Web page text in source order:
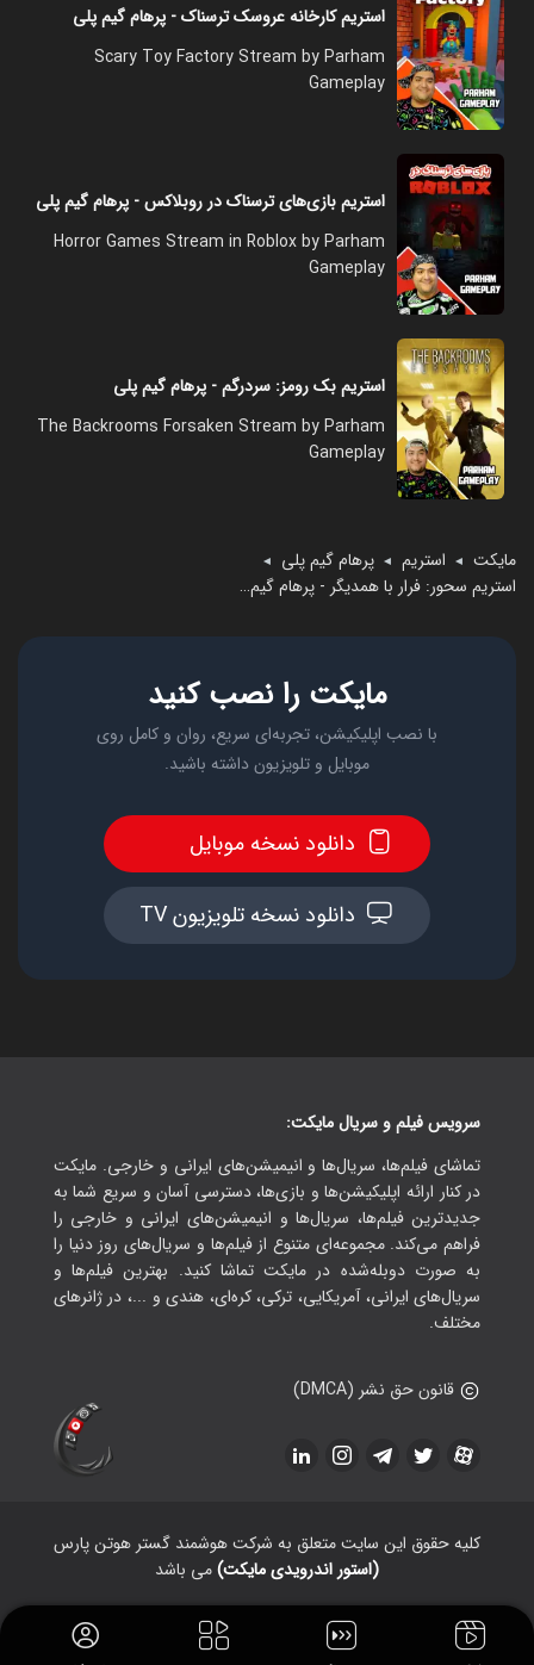
استریم کارخانه عروسک ترسناک - پرهام گیم پلی
Scary Toy Factory Stream by Parham
Gameplay
استریم بازی‌های ترسناک در روبلاکس - پرهام گیم پلی
Horror Games Stream in Roblox by Parham
Gameplay
استریم بک رومز: سردرگم - پرهام گیم پلی
The Backrooms Forsaken Stream by Parham
Gameplay
مایکت ◄ استریم ◄ پرهام گیم پلی ◄
استریم سحور: فرار با همدیگر - پرهام گیم پلی
مایکت را نصب کنید
با نصب اپلیکیشن، تجربه‌ای سریع، روان و کامل روی
موبایل و تلویزیون داشته باشید.
دانلود نسخه موبایل
دانلود نسخه تلویزیون TV
سرویس فیلم و سریال مایکت:
تماشای فیلم‌ها، سریال‌ها و انیمیشن‌های ایرانی و خارجی. مایکت
در کنار ارائه اپلیکیشن‌ها و بازی‌ها، دسترسی آسان و سریع شما به
جدیدترین فیلم‌ها، سریال‌ها و انیمیشن‌های ایرانی و خارجی را
فراهم می‌کند. مجموعه‌ای متنوع از فیلم‌ها و سریال‌های روز دنیا را
به صورت دوبله‌شده در مایکت تماشا کنید. بهترین فیلم‌ها و
سریال‌های ایرانی، آمریکایی، ترکی، کره‌ای، هندی و ...، در ژانرهای
مختلف.
قانون حق نشر (DMCA)
کلیه حقوق این سایت متعلق به شرکت هوشمند گستر هوتن پارس
(استور اندرویدی مایکت)می باشد